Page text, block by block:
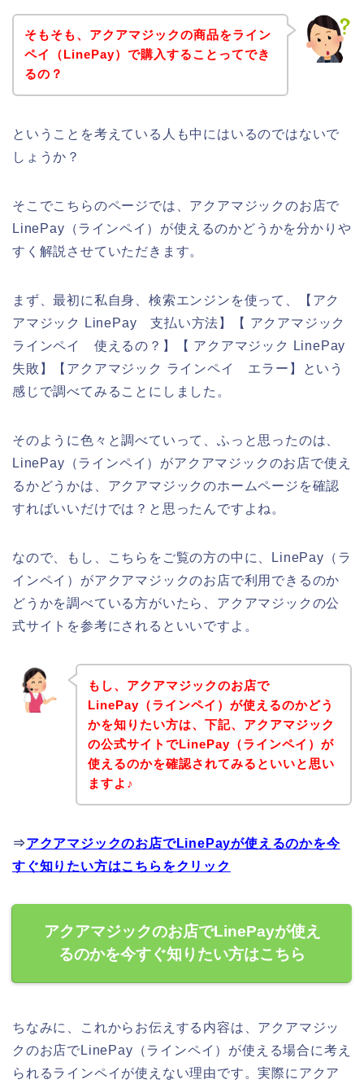
そもそも、アクアマジックの商品をライン
ペイ（LinePay）で購入することってでき
るの？
ということを考えている人も中にはいるのではないで
しょうか？
そこでこちらのページでは、アクアマジックのお店で
LinePay（ラインペイ）が使えるのかどうかを分かりや
すく解説させていただきます。
まず、最初に私自身、検索エンジンを使って、【アク
アマジック LinePay 支払い方法】【 アクアマジック
ラインペイ 使えるの？】【 アクアマジック LinePay
失敗】【アクアマジック ラインペイ エラー】という
感じで調べてみることにしました。
そのように色々と調べていって、ふっと思ったのは、
LinePay（ラインペイ）がアクアマジックのお店で使え
るかどうかは、アクアマジックのホームページを確認
すればいいだけでは？と思ったんですよね。
なので、もし、こちらをご覧の方の中に、LinePay（ラ
インペイ）がアクアマジックのお店で利用できるのか
どうかを調べている方がいたら、アクアマジックの公
式サイトを参考にされるといいですよ。
もし、アクアマジックのお店で
LinePay（ラインペイ）が使えるのかどう
かを知りたい方は、下記、アクアマジック
の公式サイトでLinePay（ラインペイ）が
使えるのかを確認されてみるといいと思い
ますよ♪
⇒アクアマジックのお店でLinePayが使えるのかを今
すぐ知りたい方はこちらをクリック
アクアマジックのお店でLinePayが使え
るのかを今すぐ知りたい方はこちら
ちなみに、これからお伝えする内容は、アクアマジッ
クのお店でLinePay（ラインペイ）が使える場合に考え
られるラインペイが使えない理由です。実際にアクア